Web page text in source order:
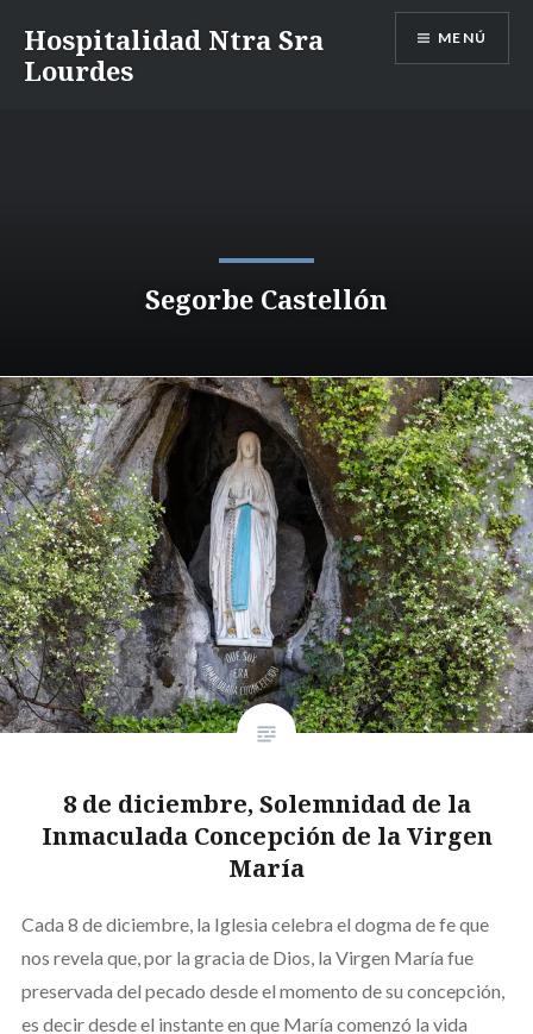
contenido
Hospitalidad Ntra Sra
Lourdes
MENÚ
Segorbe Castellón
8 de diciembre, Solemnidad de la
Inmaculada Concepción de la Virgen
María
Cada 8 de diciembre, la Iglesia celebra el dogma de fe que
nos revela que, por la gracia de Dios, la Virgen María fue
preservada del pecado desde el momento de su concepción,
es decir desde el instante en que María comenzó la vida